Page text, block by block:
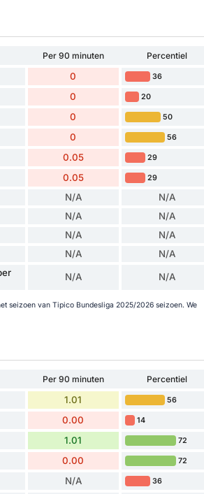
Per 90 minuten
Percentiel
0 36
0 20
0 50
0 56
0.05 29
0.05 29
N/A N/A
N/A N/A
N/A N/A
N/A N/A
N/A N/A
seizoen van Tipico Bundesliga 2025/2026 seizoen. We
Per 90 minuten
Percentiel
1.01 56
0.00 14
1.01 72
0.00 72
N/A 36